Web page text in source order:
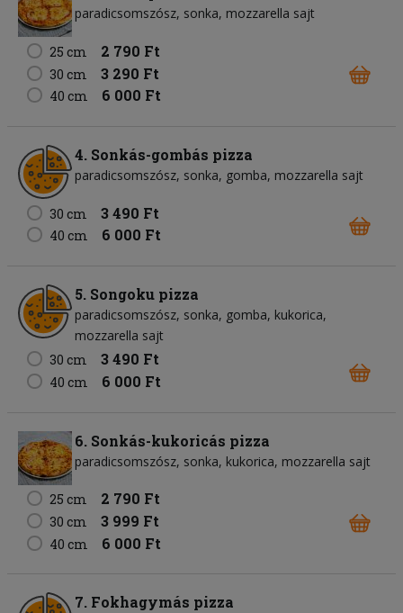
paradicsomszósz sonka mozzarella sajt
25 cm 2 790 Ft
30 cm 3 290 Ft
40 cm 6 000 Ft
4. Sonkás-gombás pizza
paradicsomszósz sonka gomba mozzarella sajt
30 cm 3 490 Ft
40 cm 6 000 Ft
5. Songoku pizza
paradicsomszósz sonka gomba kukorica
mozzarella sajt
30 cm
3 490 Ft
40 cm 6 000 Ft
6. Sonkás-kukoricás pizza
paradicsomszósz sonka kukorica mozzarella sajt
25 cm 2 790 Ft
30 cm 3 999 Ft
40 cm 6 000 Ft
7. Fokhagymás pizza